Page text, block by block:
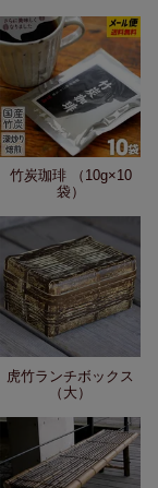
竹炭珈琲 （10g×10
袋）
虎竹ランチボックス
（大）